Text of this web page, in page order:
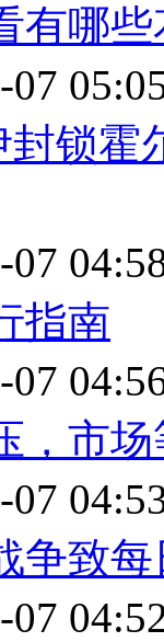
有哪
锁霍
指南
，市
争致